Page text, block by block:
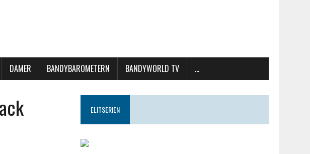
DAMER BANDYBAROMETERN BANDYWORLD TV …
ELITSERIEN